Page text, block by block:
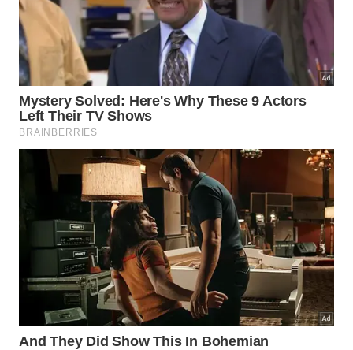
Aprenda a montar um sistema simples com cooler de
computador para melhorar o conforto em ambientes
fechados -Imagem gerada por inteligência artificial